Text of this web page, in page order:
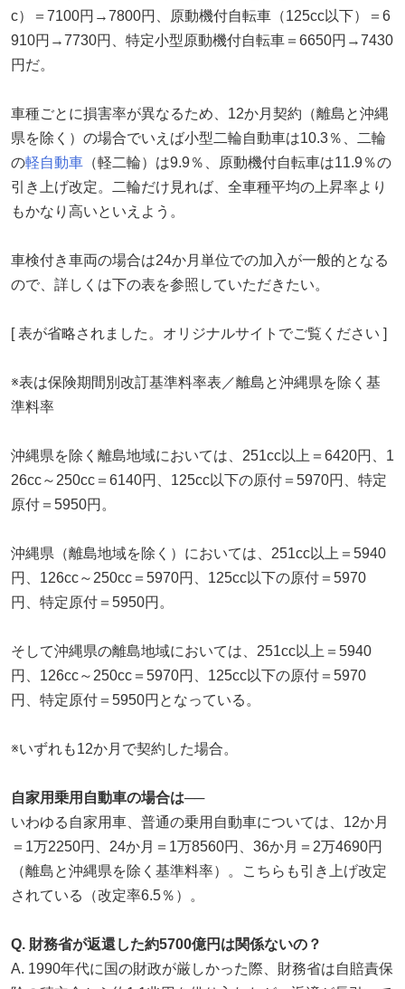
c）＝7100円→7800円、原動機付自転車（125cc以下）＝6
910円→7730円、特定小型原動機付自転車＝6650円→7430
円だ。
車種ごとに損害率が異なるため、12か月契約（離島と沖縄
県を除く）の場合でいえば小型二輪自動車は10.3％、二輪
の軽自動車 （軽二輪）は9.9％、原動機付自転車は11.9％の
引き上げ改定。二輪だけ見れば、全車種平均の上昇率より
もかなり高いといえよう。
車検付き車両の場合は24か月単位での加入が一般的となる
ので、詳しくは下の表を参照していただきたい。
[ 表が省略されました。オリジナルサイトでご覧ください ]
※表は保険期間別改訂基準料率表／離島と沖縄県を除く基
準料率
沖縄県を除く離島地域においては、251cc以上＝6420円、1
26cc～250cc＝6140円、125cc以下の原付＝5970円、特定
原付＝5950円。
沖縄県（離島地域を除く）においては、251cc以上＝5940
円、126cc～250cc＝5970円、125cc以下の原付＝5970
円、特定原付＝5950円。
そして沖縄県の離島地域においては、251cc以上＝5940
円、126cc～250cc＝5970円、125cc以下の原付＝5970
円、特定原付＝5950円となっている。
※いずれも12か月で契約した場合。
自家用乗用自動車の場合は──
いわゆる自家用車、普通の乗用自動車については、12か月
＝1万2250円、24か月＝1万8560円、36か月＝2万4690円
（離島と沖縄県を除く基準料率）。こちらも引き上げ改定
されている（改定率6.5％）。
Q. 財務省が返還した約5700億円は関係ないの？
A. 1990年代に国の財政が厳しかった際、財務省は自賠責保